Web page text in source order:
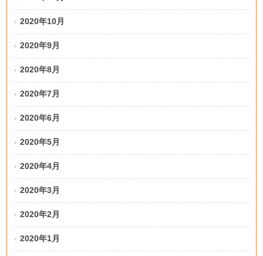
2020年10月
2020年9月
2020年8月
2020年7月
2020年6月
2020年5月
2020年4月
2020年3月
2020年2月
2020年1月